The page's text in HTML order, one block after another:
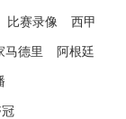
比赛录像 西甲
马德里 阿根廷